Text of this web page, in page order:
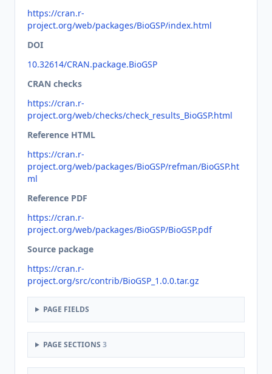
https://cran.r-
project.org/web/packages/BioGSP/index.html
DOI
10.32614/CRAN.package.BioGSP
CRAN checks
https://cran.r-
project.org/web/checks/check_results_BioGSP.html
Reference HTML
https://cran.r-
project.org/web/packages/BioGSP/refman/BioGSP.ht
ml
Reference PDF
https://cran.r-
project.org/web/packages/BioGSP/BioGSP.pdf
Source package
https://cran.r-
project.org/src/contrib/BioGSP_1.0.0.tar.gz
PAGE FIELDS
PAGE SECTIONS 3